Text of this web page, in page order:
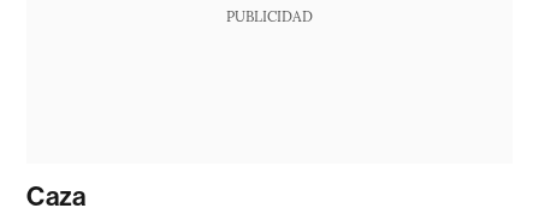
PUBLICIDAD
Caza